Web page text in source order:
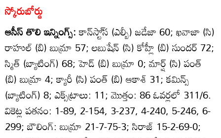
స్కోరుబోర్డు
ఆసీస్‌ తొలి ఇన్నింగ్స్‌:కాన్‌స్టా్‌స (ఎల్బీ) జడేజా 60; ఖవాజా (సి)
రాహుల్‌ (బి) బుమ్రా 57; లబుషేన్‌ (సి) కోహ్లీ (బి) సుందర్‌ 72;
స్మిత్‌ (బ్యాటింగ్‌) 68; హెడ్‌ (బి) బుమ్రా 0; మార్ష్‌ (సి) పంత్‌
(బి) బుమ్రా 4; క్యారీ (సి) పంత్‌ (బి) ఆకాశ్‌ 31; కమిన్స్‌
(బ్యాటింగ్‌) 8; ఎక్స్‌ట్రాలు: 11; మొత్తం: 86 ఓవర్లలో 311/6.
వికెట్ల పతనం: 1-89, 2-154, 3-237, 4-240, 5-246, 6-
299; బౌలింగ్‌: బుమ్రా 21-7-75-3; సిరాజ్‌ 15-2-69-0;